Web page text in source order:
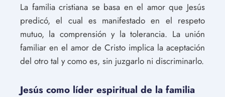
La familia cristiana se basa en el amor que Jesús
predicó, el cual es manifestado en el respeto
mutuo, la comprensión y la tolerancia. La unión
familiar en el amor de Cristo implica la aceptación
del otro tal y como es, sin juzgarlo ni discriminarlo.
Jesús como líder espiritual de la familia